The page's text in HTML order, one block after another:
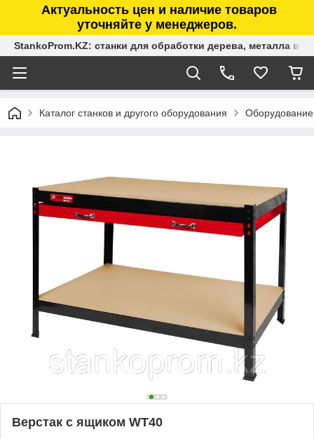
Актуальность цен и наличие товаров
уточняйте у менеджеров.
StankoProm.KZ: станки для обработки дерева, металла в
Каталог станков и другого оборудования
Верстак с ящиком WT40